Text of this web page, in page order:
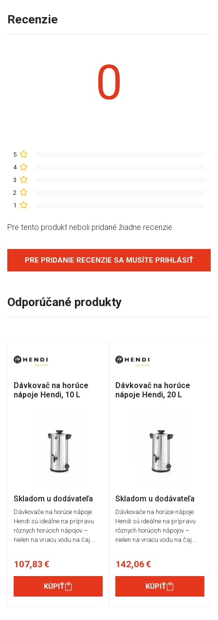
Recenzie
0
5
4
3
2
1
Pre tento produkt neboli pridané žiadne recenzie.
PRE PRIDANIE RECENZIE SA MUSÍTE PRIHLÁSIŤ
Odporúčané produkty
Dávkovač na horúce
nápoje Hendi, 10 L
Skladom u dodávateľa
Dávkovače na horúce nápoje
Hendi sú ideálne na prípravu
rôznych horúcich nápojov –
nielen na vriacu vodu na čaj.…
107,83 €
KÚPIŤ
Dávkovač na horúce
nápoje Hendi, 20 L
Skladom u dodávateľa
Dávkovače na horúce nápoje
Hendi sú ideálne na prípravu
rôznych horúcich nápojov –
nielen na vriacu vodu na čaj.…
142,06 €
KÚPIŤ